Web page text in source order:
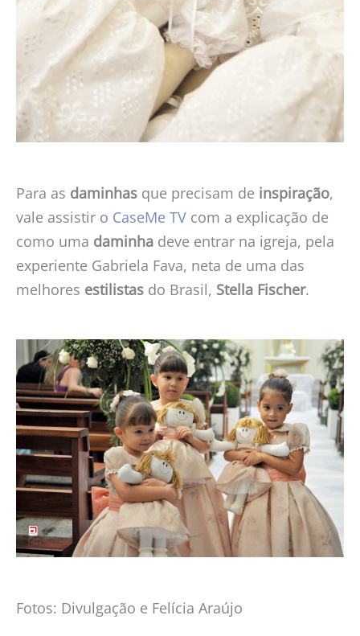
Para as daminhas que precisam de inspiração,
vale assistir o CaseMe TV com a explicação de
como uma daminha deve entrar na igreja, pela
experiente Gabriela Fava, neta de uma das
melhores estilistas do Brasil, Stella Fischer.
Fotos: Divulgação e Felícia Araújo